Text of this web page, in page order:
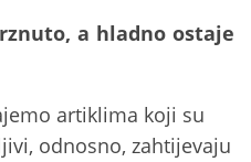
a hladno ostaje
artiklima koji su
odnosno, zahtijevaju